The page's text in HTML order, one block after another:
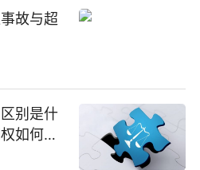
故与超
别是什
如何区